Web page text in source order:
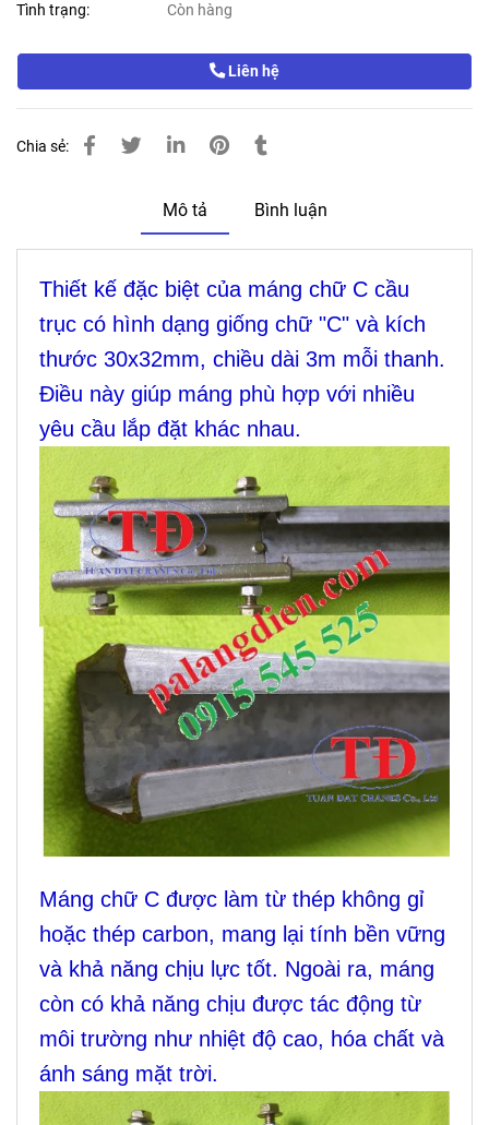
Tình trạng: Còn hàng
Liên hệ
Chia sẻ:
Mô tả Bình luận
Thiết kế đặc biệt của máng chữ C cầu
trục có hình dạng giống chữ "C" và kích
thước 30x32mm, chiều dài 3m mỗi thanh.
Điều này giúp máng phù hợp với nhiều
yêu cầu lắp đặt khác nhau.
Máng chữ C được làm từ thép không gỉ
hoặc thép carbon, mang lại tính bền vững
và khả năng chịu lực tốt. Ngoài ra, máng
còn có khả năng chịu được tác động từ
môi trường như nhiệt độ cao, hóa chất và
ánh sáng mặt trời.